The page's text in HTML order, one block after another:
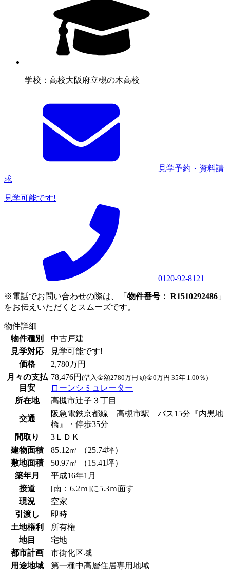
学校：高校大阪府立槻の木高校
見学予約・資料請
求
見学可能です!
0120-92-8121
※電話でお問い合わせの際は、「 物件番号： R1510292486 」
をお伝えいただくとスムーズです。
物件詳細
物件種別
中古戸建
見学対応
見学可能です!
価格
2,780万円
月々の支払
目安
78,476円 (借入金額2780万円 頭金0万円 35年 1.00％)
ローンシミュレーター
所在地
高槻市辻子３丁目
交通
阪急電鉄京都線 高槻市駅 バス15分『内黒地
橋』・停歩35分
間取り
3ＬＤＫ
建物面積
85.12㎡ （25.74坪）
敷地面積
50.97㎡ （15.41坪）
築年月
平成16年1月
接道
[南：6.2ｍ]に5.3ｍ面す
現況
空家
引渡し
即時
土地権利
所有権
地目
宅地
都市計画
市街化区域
用途地域
第一種中高層住居専用地域